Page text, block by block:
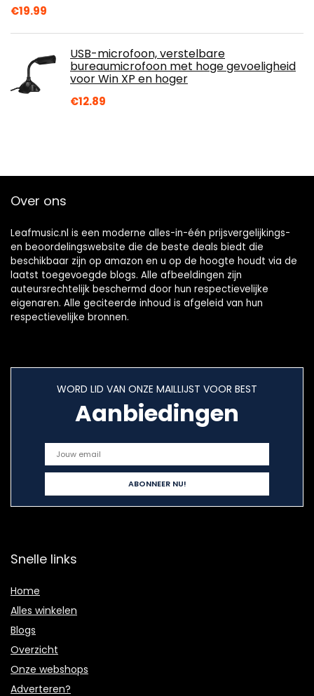
€19.99
USB-microfoon, verstelbare
bureaumicrofoon met hoge gevoeligheid
voor Win XP en hoger
€12.89
Over ons
Leafmusic.nl is een moderne alles-in-één prijsvergelijkings-
en beoordelingswebsite die de beste deals biedt die
beschikbaar zijn op amazon en u op de hoogte houdt via de
laatst toegevoegde blogs. Alle afbeeldingen zijn
auteursrechtelijk beschermd door hun respectievelijke
eigenaren. Alle geciteerde inhoud is afgeleid van hun
respectievelijke bronnen.
WORD LID VAN ONZE MAILLIJST VOOR BEST
Aanbiedingen
Snelle links
Home
Alles winkelen
Blogs
Overzicht
Onze webshops
Adverteren?